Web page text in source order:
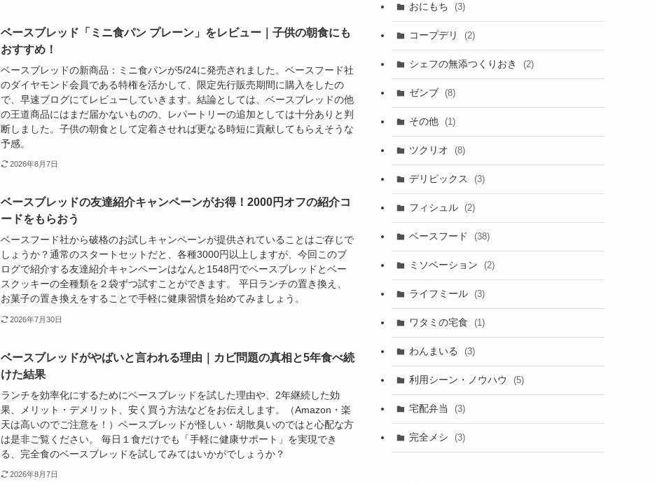
ベースブレッド「ミニ食パン プレーン」をレビュー｜子供の朝食にも
おすすめ！
ベースブレッドの新商品：ミニ食パンが5/24に発売されました。ベースフード社
のダイヤモンド会員である特権を活かして、限定先行販売期間に購入をしたの
で、早速ブログにてレビューしていきます。結論としては、ベースブレッドの他
の王道商品にはまだ届かないものの、レパートリーの追加としては十分ありと判
断しました。子供の朝食として定着させれば更なる時短に貢献してもらえそうな
予感。
2026年8月7日
ベースブレッドの友達紹介キャンペーンがお得！2000円オフの紹介コ
ードをもらおう
ベースフード社から破格のお試しキャンペーンが提供されていることはご存じで
しょうか？通常のスタートセットだと、各種3000円以上しますが、今回このブ
ログで紹介する友達紹介キャンペーンはなんと1548円でベースブレッドとベー
スクッキーの全種類を２袋ずつ試すことができます。 平日ランチの置き換え、
お菓子の置き換えをすることで手軽に健康習慣を始めてみましょう。
2026年7月30日
ベースブレッドがやばいと言われる理由｜カビ問題の真相と5年食べ続
けた結果
ランチを効率化にするためにベースブレッドを試した理由や、2年継続した効
果、メリット・デメリット、安く買う方法などをお伝えします。（Amazon・楽
天は高いのでご注意を！）ベースブレッドが怪しい・胡散臭いのではと心配な方
は是非ご覧ください。 毎日１食だけでも「手軽に健康サポート」を実現でき
る、完全食のベースブレッドを試してみてはいかがでしょうか？
2026年8月7日
おにもち (3)
コープデリ (2)
シェフの無添つくりおき (2)
ゼンブ (8)
その他 (1)
ツクリオ (8)
デリピックス (3)
フィシュル (2)
ベースフード (38)
ミソベーション (2)
ライフミール (3)
ワタミの宅食 (1)
わんまいる (3)
利用シーン・ノウハウ (5)
宅配弁当 (3)
完全メシ (3)